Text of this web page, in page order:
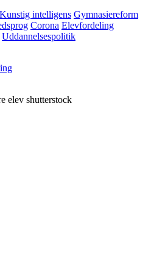
Kunstig intelligens Gymnasiereform
Corona Elevfordeling
Uddannelsespolitik